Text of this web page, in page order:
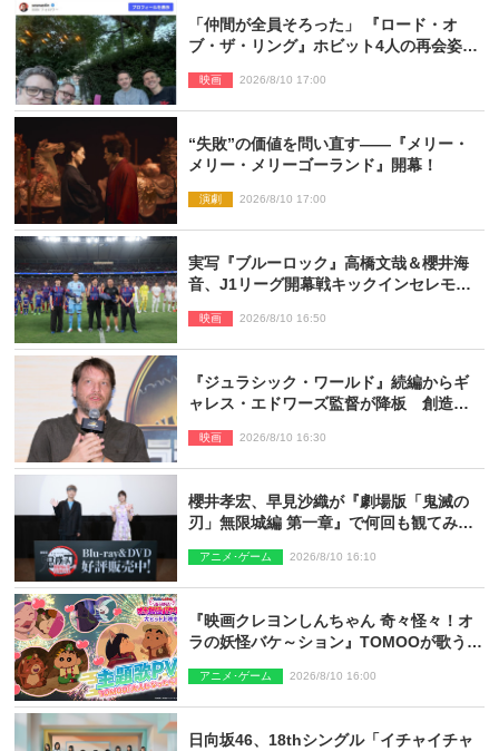
「仲間が全員そろった」 『ロード・オ
ブ・ザ・リング』ホビット4人の再会姿に
映画 2026/8/10 17:00
“失敗”の価値を問い直す――『メリー・
メリー・メリーゴーランド』開幕！
演劇 2026/8/10 17:00
実写『ブルーロック』高橋文哉＆櫻井海
音、J1リーグ開幕戦キックインセレモニ
映画 2026/8/10 16:50
『ジュラシック・ワールド』続編からギ
ャレス・エドワーズ監督が降板 創造性
映画 2026/8/10 16:30
櫻井孝宏、早見沙織が『劇場版「鬼滅の
刃」無限城編 第一章』で何回も観てみた
アニメ･ゲーム 2026/8/10 16:10
『映画クレヨンしんちゃん 奇々怪々！オ
ラの妖怪バケ～ション』TOMOOが歌う主
アニメ･ゲーム 2026/8/10 16:00
日向坂46、18thシングル「イチャイチャ